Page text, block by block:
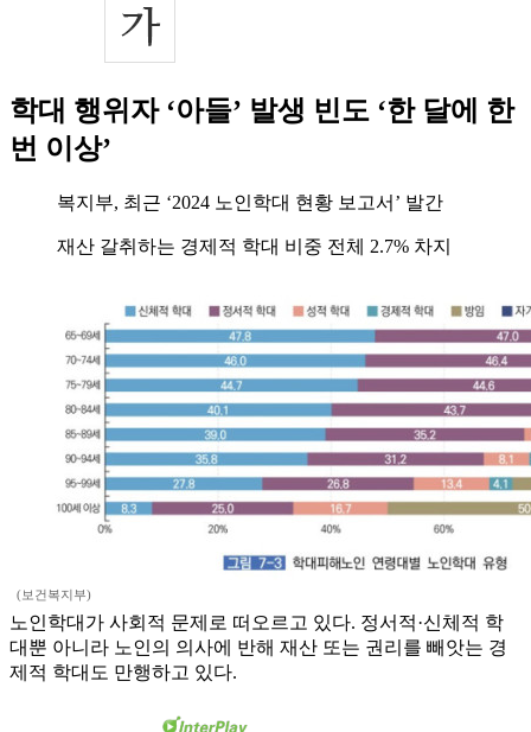
학대 행위자 ‘아들’ 발생 빈도 ‘한 달에 한
번 이상’
복지부, 최근 ‘2024 노인학대 현황 보고서’ 발간
재산 갈취하는 경제적 학대 비중 전체 2.7% 차지
(보건복지부)
노인학대가 사회적 문제로 떠오르고 있다. 정서적·신체적 학
대뿐 아니라 노인의 의사에 반해 재산 또는 권리를 빼앗는 경
제적 학대도 만행하고 있다.